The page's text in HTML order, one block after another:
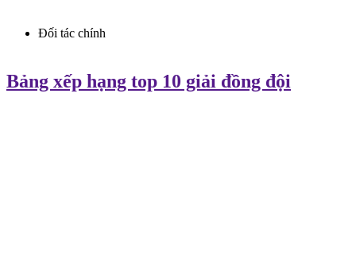
Đối tác chính
Bảng xếp hạng top 10 giải đồng đội